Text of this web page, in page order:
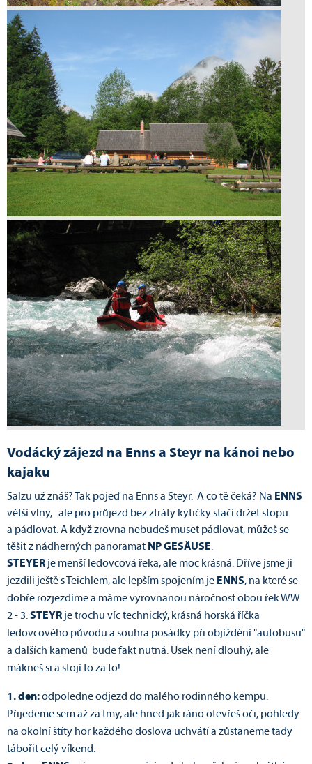
Vodácký zájezd na Enns a Steyr na kánoi nebo
kajaku
Salzu už znáš? Tak pojeď na Enns a Steyr. A co tě čeká? Na ENNS
větší vlny, ale pro průjezd bez ztráty kytičky stačí držet stopu
a pádlovat. A když zrovna nebudeš muset pádlovat, můžeš se
těšit z nádherných panoramat NPGESÄUSE.
STEYER je menší ledovcová řeka, ale moc krásná. Dříve jsme ji
jezdili ještě s Teichlem, ale lepším spojením je ENNS, na které se
dobře rozjezdíme a máme vyrovnanou náročnost obou řek WW
2 - 3.STEYR je trochu víc technický, krásná horská říčka
ledovcového původu a souhra posádky při objíždění "autobusu"
a dalších kamenů bude fakt nutná. Úsek není dlouhý, ale
mákneš si a stojí to za to!
1. den:odpoledne odjezd do malého rodinného kempu.
Přijedeme sem až za tmy, ale hned jak ráno otevřeš oči, pohledy
na okolní štíty hor každého doslova uchvátí a zůstaneme tady
tábořit celý víkend.